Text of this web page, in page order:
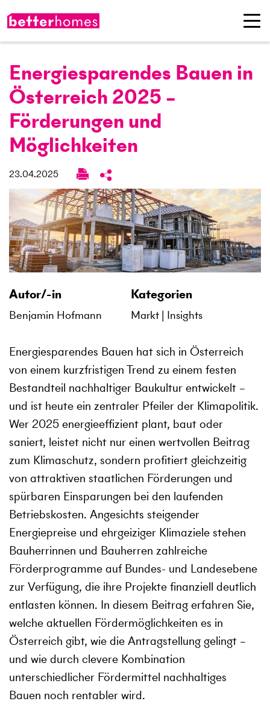
Energie­sparendes Bauen in
Österreich 2025 –
Förderungen und
Möglichkeiten
23.04.2025
Autor/-in
Benjamin Hofmann
Kategorien
Markt Insights
Energiesparendes Bauen hat sich in Österreich
von einem kurzfristigen Trend zu einem festen
Bestandteil nachhaltiger Baukultur entwickelt –
und ist heute ein zentraler Pfeiler der Klimapolitik.
Wer 2025 energieeffizient plant, baut oder
saniert, leistet nicht nur einen wertvollen Beitrag
zum Klimaschutz, sondern profitiert gleichzeitig
von attraktiven staatlichen Förderungen und
spürbaren Einsparungen bei den laufenden
Betriebskosten. Angesichts steigender
Energiepreise und ehrgeiziger Klimaziele stehen
Bauherrinnen und Bauherren zahlreiche
Förderprogramme auf Bundes- und Landesebene
zur Verfügung, die ihre Projekte finanziell deutlich
entlasten können. In diesem Beitrag erfahren Sie,
welche aktuellen Fördermöglichkeiten es in
Österreich gibt, wie die Antragstellung gelingt –
und wie durch clevere Kombination
unterschiedlicher Fördermittel nachhaltiges
Bauen noch rentabler wird.